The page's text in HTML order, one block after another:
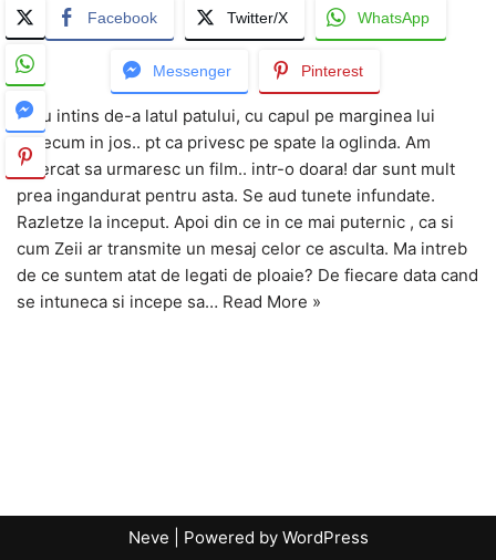
Facebook Twitter/X WhatsApp
Messenger Pinterest
Stau intins de-a latul patului, cu capul pe marginea lui
oarecum in jos.. pt ca privesc pe spate la oglinda. Am
incercat sa urmaresc un film.. intr-o doara! dar sunt mult
prea ingandurat pentru asta. Se aud tunete infundate.
Razletze la inceput. Apoi din ce in ce mai puternic , ca si
cum Zeii ar transmite un mesaj celor ce asculta. Ma intreb
de ce suntem atat de legati de ploaie? De fiecare data cand
se intuneca si incepe sa… Read More »
Neve | Powered by WordPress